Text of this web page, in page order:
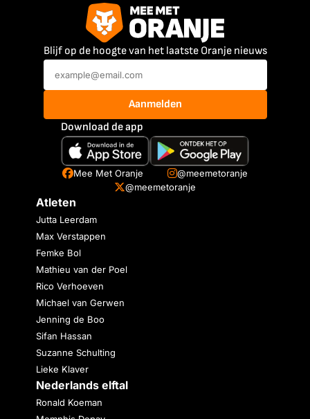
Blijf op de hoogte van het laatste Oranje nieuws
Aanmelden
Download de app
Mee Met Oranje
@meemetoranje
@meemetoranje
Atleten
Jutta Leerdam
Max Verstappen
Femke Bol
Mathieu van der Poel
Rico Verhoeven
Michael van Gerwen
Jenning de Boo
Sifan Hassan
Suzanne Schulting
Lieke Klaver
Nederlands elftal
Ronald Koeman